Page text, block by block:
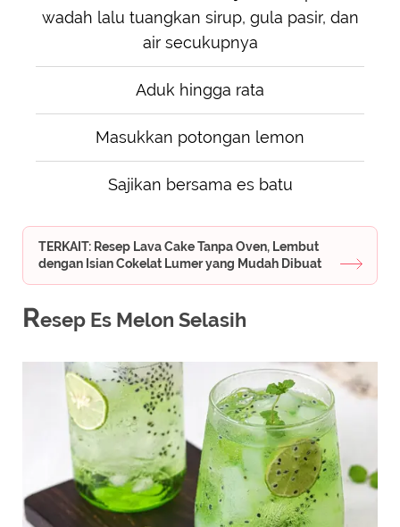
wadah lalu tuangkan sirup, gula pasir, dan
air secukupnya
Aduk hingga rata
Masukkan potongan lemon
Sajikan bersama es batu
TERKAIT: Resep Lava Cake Tanpa Oven, Lembut
dengan Isian Cokelat Lumer yang Mudah Dibuat
Resep Es Melon Selasih